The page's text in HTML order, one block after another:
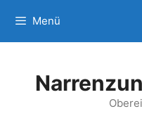
Inhalt
springen
Menü